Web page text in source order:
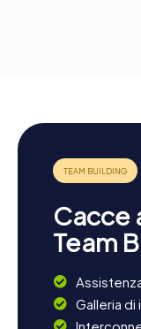
Cacce
Team
Galleria